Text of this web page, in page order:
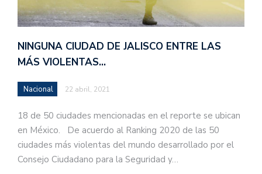
NINGUNA CIUDAD DE JALISCO ENTRE LAS
MÁS VIOLENTAS…
Nacional 22 abril, 2021
18 de 50 ciudades mencionadas en el reporte se ubican
en México. De acuerdo al Ranking 2020 de las 50
ciudades más violentas del mundo desarrollado por el
Consejo Ciudadano para la Seguridad y…